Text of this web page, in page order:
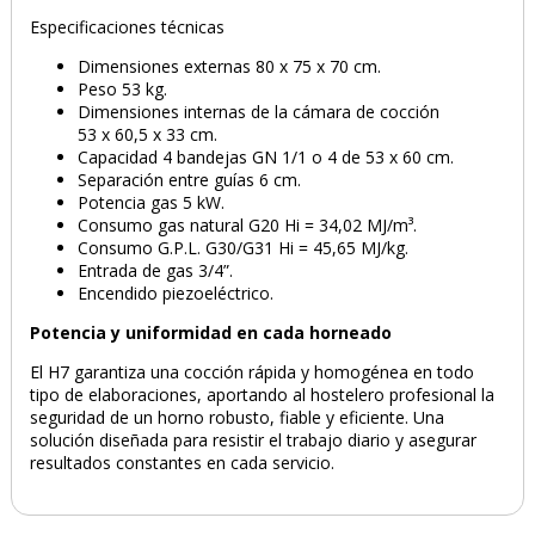
Especificaciones técnicas
Dimensiones externas 80 x 75 x 70 cm.
Peso 53 kg.
Dimensiones internas de la cámara de cocción
53 x 60,5 x 33 cm.
Capacidad 4 bandejas GN 1/1 o 4 de 53 x 60 cm.
Separación entre guías 6 cm.
Potencia gas 5 kW.
Consumo gas natural G20 Hi = 34,02 MJ/m³.
Consumo G.P.L. G30/G31 Hi = 45,65 MJ/kg.
Entrada de gas 3/4”.
Encendido piezoeléctrico.
Potencia y uniformidad en cada horneado
El H7 garantiza una cocción rápida y homogénea en todo
tipo de elaboraciones, aportando al hostelero profesional la
seguridad de un horno robusto, fiable y eficiente. Una
solución diseñada para resistir el trabajo diario y asegurar
resultados constantes en cada servicio.